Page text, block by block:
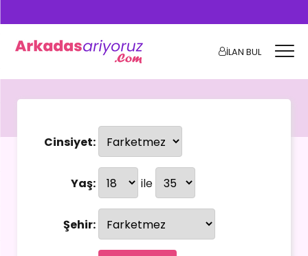
İLAN BUL
Cinsiyet:
Yaş: ile
Şehir: